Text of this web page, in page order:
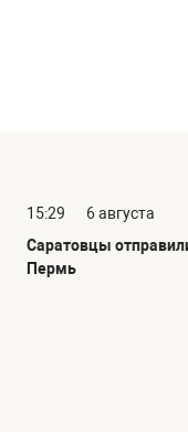
15:29
6 августа
Саратовцы
Пермь